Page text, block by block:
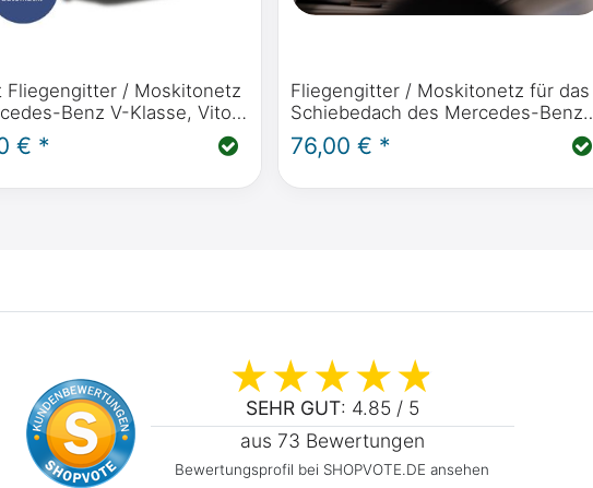
Fliegengitter / Moskitonetz
Benz V-Klasse, Vito,
Horizon, Activity ab
(W447) Heckklappe
€ *
Fliegengitter / Moskitonetz für das
Schiebedach des Mercedes-Benz
Marco Polo, Horizon, Activity (W447
2014 - heute)
76,00 € *
SEHR GUT: 4.85 / 5
aus 73 Bewertungen
Bewertungsprofil bei SHOPVOTE.DE ansehen